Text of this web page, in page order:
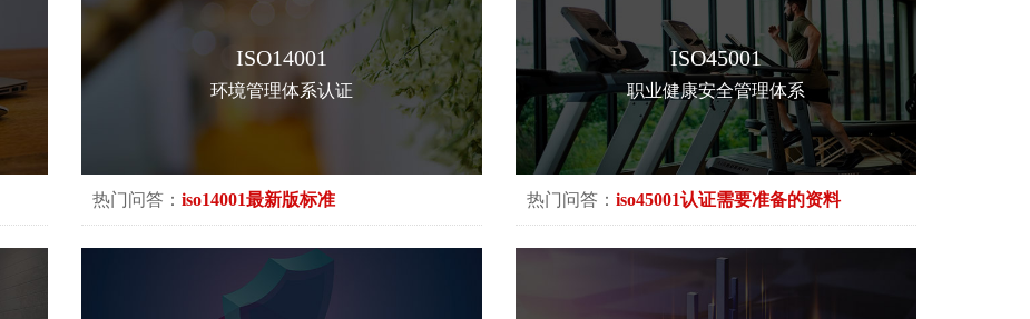
ISO14001
环境管理体系认证
热门问答： iso14001最新版标准
ISO45001
职业健康安全管理体系
热门问答： iso45001认证需要准备的资料